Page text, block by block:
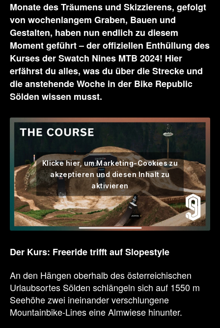
Monate des Träumens und Skizzierens, gefolgt
von wochenlangem Graben, Bauen und
Gestalten, haben nun endlich zu diesem
Moment geführt – der offiziellen Enthüllung des
Kurses der Swatch Nines MTB 2024! Hier
erfährst du alles, was du über die Strecke und
die anstehende Woche in der Bike Republic
Sölden wissen musst.
Klicke hier, um Marketing-Cookies zu
akzeptieren und diesen Inhalt zu
aktivieren
Der Kurs: Freeride trifft auf Slopestyle
An den Hängen oberhalb des österreichischen
Urlaubsortes Sölden schlängeln sich auf 1550 m
Seehöhe zwei ineinander verschlungene
Mountainbike-Lines eine Almwiese hinunter.